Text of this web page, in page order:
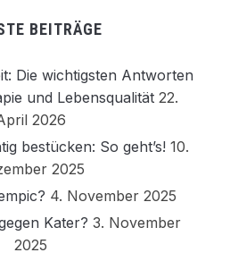
BEITRÄGE
Die wichtigsten Antworten
und Lebensqualität 22.
2026
bestücken: So geht’s! 10.
2025
4. November 2025
Kater? 3. November
2025